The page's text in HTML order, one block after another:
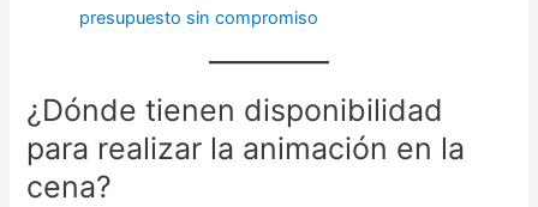
presupuesto sin compromiso
¿Dónde tienen disponibilidad
para realizar la animación en la
cena?